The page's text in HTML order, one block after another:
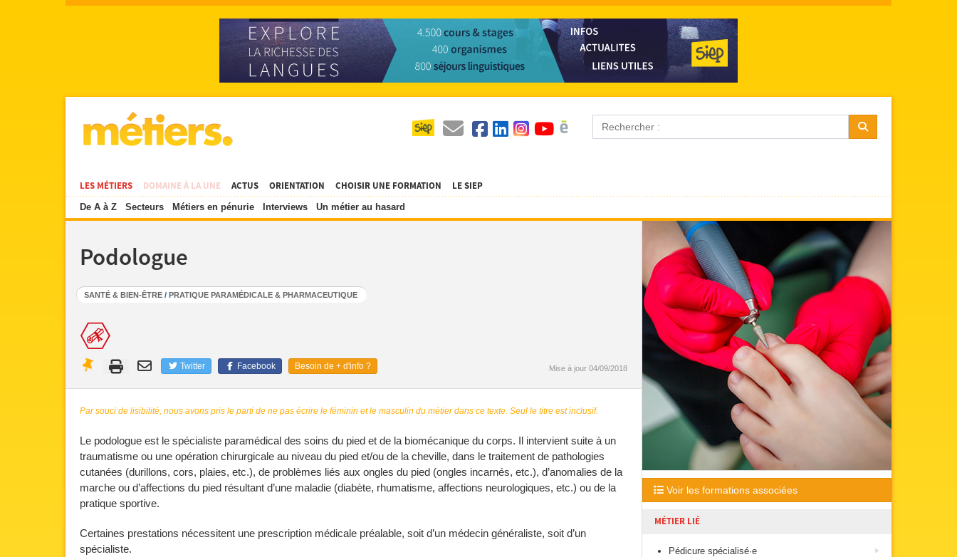
LES MÉTIERS
De A à Z Secteurs Métiers en pénurie Interviews Un métier au hasard
DOMAINE À LA UNE ACTUS ORIENTATION CHOISIR UNE FORMATION LE SIEP
Podologue
SANTÉ & BIEN-ÊTRE / PRATIQUE PARAMÉDICALE & PHARMACEUTIQUE
Twitter Facebook Besoin de + d'info ? Mise à jour 04/09/2018
Par souci de lisibilité, nous avons pris le parti de ne pas écrire le féminin et le masculin du métier dans ce texte. Seul le titre est inclusif.
Le podologue est le spécialiste paramédical des soins du pied et de la biomécanique du corps. Il intervient suite à un
traumatisme ou une opération chirurgicale au niveau du pied et/ou de la cheville, dans le traitement de pathologies
cutanées (durillons, cors, plaies, etc.), de problèmes liés aux ongles du pied (ongles incarnés, etc.), d’anomalies de la
marche ou d’affections du pied résultant d’une maladie (diabète, rhumatisme, affections neurologiques, etc.) ou de la
pratique sportive.
Certaines prestations nécessitent une prescription médicale préalable, soit d’un médecin généraliste, soit d’un
spécialiste.
Voir les formations associées
MÉTIER LIÉ
Pédicure spécialisé·e